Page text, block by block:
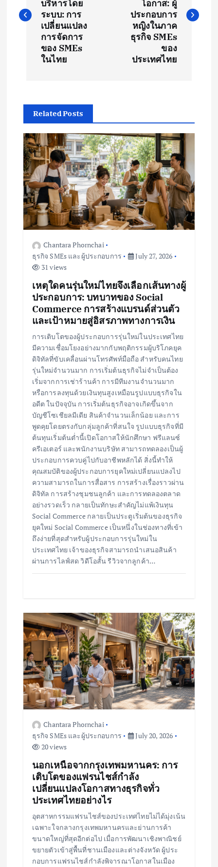
s
v
g
a
t
บริหารโดย
ระบบ: การ
เปลี่ยนแปลง
การจัดการ
ของ SMEs
ในไทย
โอกาส: ผู้
ประกอบการ
หญิงในภาค
ธุรกิจ SMEs
ของ
ประเทศไทย
Related Posts
Chantara Phornchai
ธุรกิจ SMEs และผู้ประกอบการ
July 27, 2026
31 views
เหตุใดคนรุ่นใหม่ไทยจึงเลือกเส้นทางผู้
ประกอบการ: บทบาทของ Social
Commerce การสร้างแบรนด์ส่วนตัว
และเป้าหมายสู่อิสรภาพทางการเงิน
การเติบโตของผู้ประกอบการรุ่นใหม่ในประเทศไทย
มีความเชื่อมโยงอย่างมากกับพฤติกรรมผู้บริโภคยุค
ดิจิทัลที่ขับเคลื่อนผ่านโทรศัพท์มือถือ สำหรับคนไทย
รุ่นใหม่จำนวนมาก การเริ่มต้นธุรกิจไม่จำเป็นต้อง
เริ่มจากการเช่าร้านค้า การมีทีมงานจำนวนมาก
หรือการลงทุนด้วยเงินทุนสูงเหมือนรูปแบบธุรกิจใน
อดีต ในปัจจุบัน การเริ่มต้นธุรกิจอาจเกิดขึ้นจาก
บัญชีโซเชียลมีเดีย สินค้าจำนวนเล็กน้อย และการ
พูดคุยโดยตรงกับกลุ่มลูกค้าที่สนใจ รูปแบบธุรกิจที่มี
ต้นทุนเริ่มต้นต่ำนี้เปิดโอกาสให้นักศึกษา ฟรีแลนซ์
ครีเอเตอร์ และพนักงานบริษัท สามารถทดลองเป็นผู้
ประกอบการควบคู่ไปกับอาชีพหลักได้ สิ่งนี้ทำให้
คุณสมบัติของผู้ประกอบการยุคใหม่เปลี่ยนแปลงไป
ความสามารถในการสื่อสาร การสร้างเรื่องราวผ่าน
ดิจิทัล การสร้างชุมชนลูกค้า และการทดลองตลาด
อย่างรวดเร็ว กลายเป็นทักษะสำคัญไม่แพ้เงินทุน
Social Commerce กลายเป็นประตูเริ่มต้นของธุรกิจ
ยุคใหม่ Social Commerce เป็นหนึ่งในช่องทางที่เข้า
ถึงง่ายที่สุดสำหรับผู้ประกอบการรุ่นใหม่ใน
ประเทศไทย เจ้าของธุรกิจสามารถนำเสนอสินค้า
ผ่านการไลฟ์สด วิดีโอสั้น รีวิวจากลูกค้า…
Chantara Phornchai
ธุรกิจ SMEs และผู้ประกอบการ
July 20, 2026
20 views
นอกเหนือจากกรุงเทพมหานคร: การ
เติบโตของแฟรนไชส์กำลัง
เปลี่ยนแปลงโอกาสทางธุรกิจทั่ว
ประเทศไทยอย่างไร
อุตสาหกรรมแฟรนไชส์ของประเทศไทยไม่ได้มุ่งเน้น
เฉพาะใจกลางกรุงเทพมหานครและย่านการค้า
ขนาดใหญ่ที่สุดอีกต่อไป เมื่อการพัฒนาเชิงพาณิชย์
ขยายตัวเข้าสู่พื้นที่ชานเมืองและต่างจังหวัด ผู้ประ
กอบการแฟรนไชส์กำลังพิจารณาโอกาสในเมือง